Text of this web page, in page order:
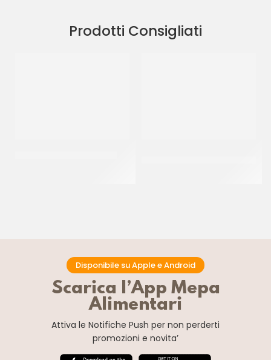
Prodotti Consigliati
Disponibile su Apple e Android
Scarica l’App Mepa
Alimentari
Attiva le Notifiche Push per non perderti
promozioni e novita’